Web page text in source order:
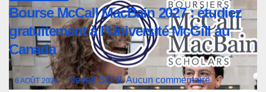
Bourse McCall MacBain 2027 : étudiez
gratuitement à l’Université McGill au
Canada
6 AOÛT 2026 Neved BONIAucun commentaire